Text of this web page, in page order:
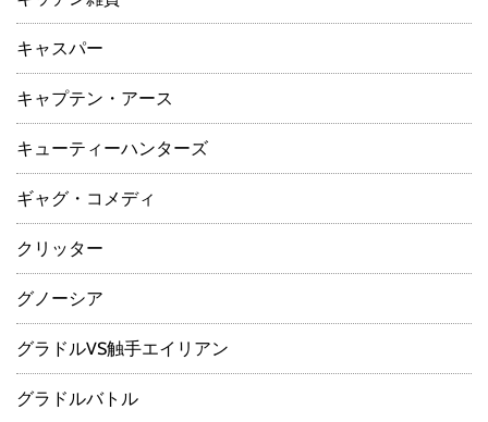
キャスパー
キャプテン・アース
キューティーハンターズ
ギャグ・コメディ
クリッター
グノーシア
グラドルVS触手エイリアン
グラドルバトル